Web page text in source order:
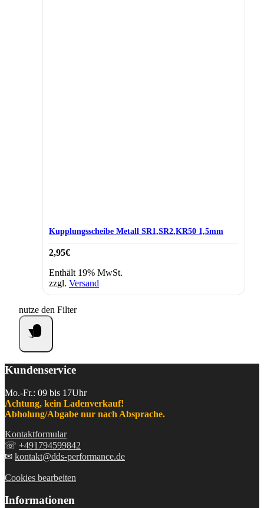
Kupplungsscheibe Metall SR1,SR2,KR50 1,5mm
2,95€
Enthält 19% MwSt.
zzgl. Versand
nutze den Filter
Kundenservice
Mo.-Fr.: 09 bis 17Uhr
Achtung, kein Ladenverkauf!
Abholung/Abgabe nur nach Absprache.
Kontaktformular
☏ +491794599842
✉ kontakt@dds-performance.de
Cookies bearbeiten
Informationen